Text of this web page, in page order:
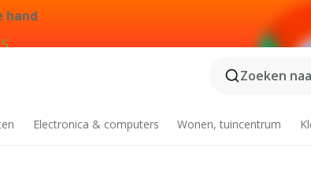
hand
Zoeken
Electronica & computers Wonen, tuincentrum